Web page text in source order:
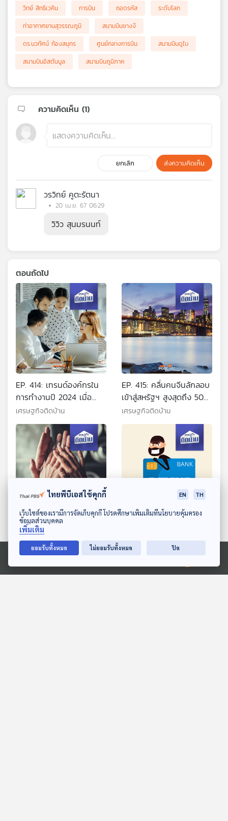
ดาวน์โหลด Thai PBS Podcast Application
Ⓒ 2020 องค์การกระจายเสียงและแพร่ภาพสาธารณะแห่งประเทศไทย
วิทย์ สิทธิเวคิน
การบิน ถอดรหัส
ระดับโลก
ท่าอากาศยานสุวรรณภูมิ
สนามบินชางงี
ดร.นวทัศน์ ก้องสมุทร
ศูนย์กลางการบิน
สนามบินดูไบ
สนามบินอิสตันบูล
สนามบินภูมิภาค
ความคิดเห็น (1)
ยกเลิก ส่งความคิดเห็น
วรวิทย์ คูตะรัตนา
20 เม.ย. 67 06:29
วิวิว สุนมรนนท์
ตอนถัดไป
EP. 414: เทรนด์องค์กรใน
การทำงานปี 2024 เมื่อ
แรงงานรุ่นใหม่ต้องการ
มากกว่าแค่เงินเดือน
เศรษฐกิจติดบ้าน
EP. 415: คลื่นคนจีนลักลอบ
เข้าสู่สหรัฐฯ สูงสุดถึง 50
เท่า
เศรษฐกิจติดบ้าน
EP. 416: ทำไมคนรุ่นใหม่
ต้องการ Empathy ในที่
ทำงาน
เศรษฐกิจติดบ้าน
หลอกดูดเงินบัตรเครดิต
เศรษฐกิจติดบ้าน
ไทยพีบีเอสใช้คุกกี้ EN TH
เว็บไซต์ของเรามีการจัดเก็บคุกกี้ โปรดศึกษาเพิ่มเติมที่นโยบายคุ้มครอง
ข้อมูลส่วนบุคคล
เพิ่มเติม
ยอมรับทั้งหมด ไม่ยอมรับทั้งหมด ปิด